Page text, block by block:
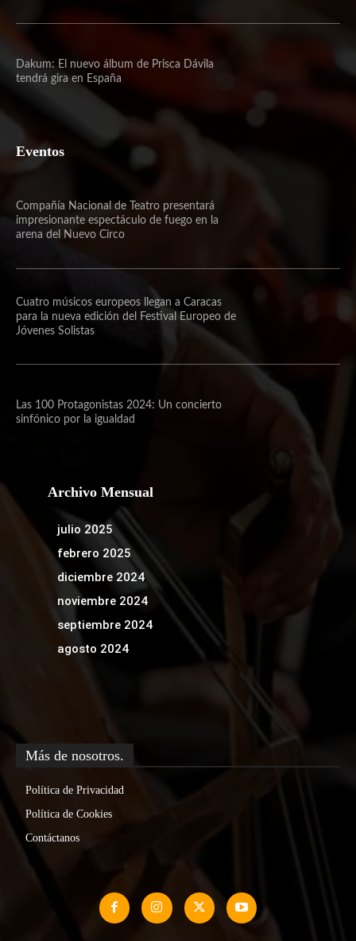
Dakum: El nuevo álbum de Prisca Dávila
tendrá gira en España
Eventos
Compañía Nacional de Teatro presentará
impresionante espectáculo de fuego en la
arena del Nuevo Circo
Cuatro músicos europeos llegan a Caracas
para la nueva edición del Festival Europeo de
Jóvenes Solistas
Las 100 Protagonistas 2024: Un concierto
sinfónico por la igualdad
Archivo Mensual
julio 2025
febrero 2025
diciembre 2024
noviembre 2024
septiembre 2024
agosto 2024
Más de nosotros.
Política de Privacidad
Política de Cookies
Contáctanos